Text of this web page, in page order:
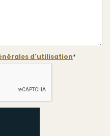
d'utilisation*